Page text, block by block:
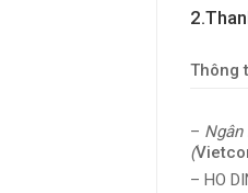
Thông
–
(
– HO